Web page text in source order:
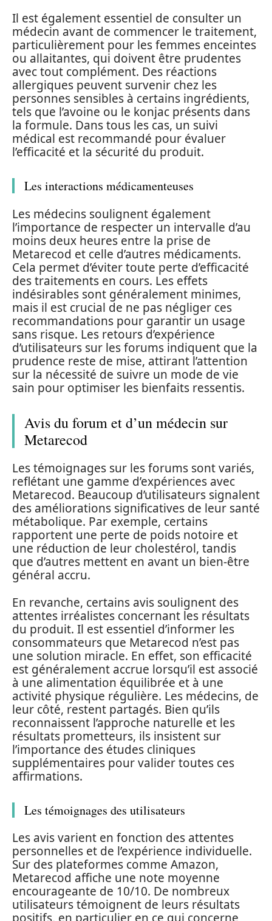
Il est également essentiel de consulter un
médecin avant de commencer le traitement,
particulièrement pour les femmes enceintes
ou allaitantes, qui doivent être prudentes
avec tout complément. Des réactions
allergiques peuvent survenir chez les
personnes sensibles à certains ingrédients,
tels que l’avoine ou le konjac présents dans
la formule. Dans tous les cas, un suivi
médical est recommandé pour évaluer
l’efficacité et la sécurité du produit.
Les interactions médicamenteuses
Les médecins soulignent également
l’importance de respecter un intervalle d’au
moins deux heures entre la prise de
Metarecod et celle d’autres médicaments.
Cela permet d’éviter toute perte d’efficacité
des traitements en cours. Les effets
indésirables sont généralement minimes,
mais il est crucial de ne pas négliger ces
recommandations pour garantir un usage
sans risque. Les retours d’expérience
d’utilisateurs sur les forums indiquent que la
prudence reste de mise, attirant l’attention
sur la nécessité de suivre un mode de vie
sain pour optimiser les bienfaits ressentis.
Avis du forum et d’un médecin sur
Metarecod
Les témoignages sur les forums sont variés,
reflétant une gamme d’expériences avec
Metarecod. Beaucoup d’utilisateurs signalent
des améliorations significatives de leur santé
métabolique. Par exemple, certains
rapportent une perte de poids notoire et
une réduction de leur cholestérol, tandis
que d’autres mettent en avant un bien-être
général accru.
En revanche, certains avis soulignent des
attentes irréalistes concernant les résultats
du produit. Il est essentiel d’informer les
consommateurs que Metarecod n’est pas
une solution miracle. En effet, son efficacité
est généralement accrue lorsqu’il est associé
à une alimentation équilibrée et à une
activité physique régulière. Les médecins, de
leur côté, restent partagés. Bien qu’ils
reconnaissent l’approche naturelle et les
résultats prometteurs, ils insistent sur
l’importance des études cliniques
supplémentaires pour valider toutes ces
affirmations.
Les témoignages des utilisateurs
Les avis varient en fonction des attentes
personnelles et de l’expérience individuelle.
Sur des plateformes comme Amazon,
Metarecod affiche une note moyenne
encourageante de 10/10. De nombreux
utilisateurs témoignent de leurs résultats